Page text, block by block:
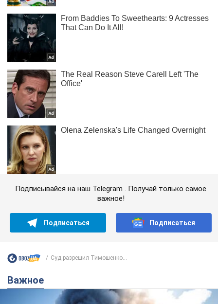
Подписывайся на наш Telegram . Получай только самое
важное!
Подписаться Подписаться
Суд разрешил Тимошенко...
Важное